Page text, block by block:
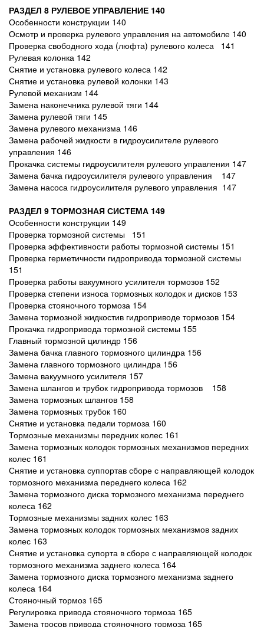
РАЗДЕЛ 8 РУЛЕВОЕ УПРАВЛЕНИЕ 140
Особенности конструкции 140
Осмотр и проверка рулевого управления на автомобиле 140
Проверка свободного хода (люфта) рулевого колеса 141
Рулевая колонка 142
Снятие и установка рулевого колеса 142
Снятие и установка рулевой колонки 143
Рулевой механизм 144
Замена наконечника рулевой тяги 144
Замена рулевой тяги 145
Замена рулевого механизма 146
Замена рабочей жидкости в гидроусилителе рулевого
управления 146
Прокачка системы гидроусилителя рулевого управления 147
Замена бачка гидроусилителя рулевого управления 147
Замена насоса гидроусилителя рулевого управления 147
РАЗДЕЛ 9 ТОРМОЗНАЯ СИСТЕМА 149
Особенности конструкции 149
Проверка тормозной системы 151
Проверка эффективности работы тормозной системы 151
Проверка герметичности гидропривода тормозной системы
151
Проверка работы вакуумного усилителя тормозов 152
Проверка степени износа тормозных колодок и дисков 153
Проверка стояночного тормоза 154
Замена тормозной жидкостив гидроприводе тормозов 154
Прокачка гидропривода тормозной системы 155
Главный тормозной цилиндр 156
Замена бачка главного тормозного цилиндра 156
Замена главного тормозного цилиндра 156
Замена вакуумного усилителя 157
Замена шлангов и трубок гидропривода тормозов 158
Замена тормозных шлангов 158
Замена тормозных трубок 160
Снятие и установка педали тормоза 160
Тормозные механизмы передних колес 161
Замена тормозных колодок тормозных механизмов передних
колес 161
Снятие и установка суппортав сборе с направляющей колодок
тормозного механизма переднего колеса 162
Замена тормозного диска тормозного механизма переднего
колеса 162
Тормозные механизмы задних колес 163
Замена тормозных колодок тормозных механизмов задних
колес 163
Снятие и установка супорта в сборе с направляющей колодок
тормозного механизма заднего колеса 164
Замена тормозного диска тормозного механизма заднего
колеса 164
Стояночный тормоз 165
Регулировка привода стояночного тормоза 165
Замена тросов привода стояночного тормоза 165